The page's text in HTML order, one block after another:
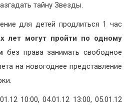
тайну Звезды.
для детей продлиться 1 час
лет могут пройти по одному
без права занимать свободное
на новогоднее представление
10:00, 04.01.12 13:00, 05.01.12